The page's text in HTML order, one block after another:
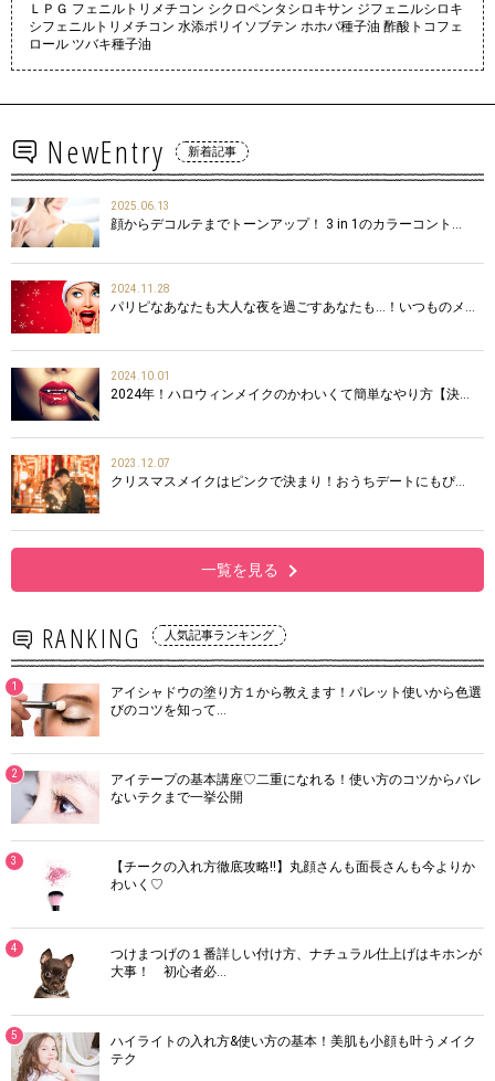
ＬＰＧ フェニルトリメチコン シクロペンタシロキサン ジフェニルシロキ
シフェニルトリメチコン 水添ポリイソブテン ホホバ種子油 酢酸トコフェ
ロール ツバキ種子油
NewEntry 新着記事
2025.06.13
顔からデコルテまでトーンアップ！ 3 in 1のカラーコント…
2024.11.28
パリピなあなたも大人な夜を過ごすあなたも…！いつものメ…
2024.10.01
2024年！ハロウィンメイクのかわいくて簡単なやり方【決…
2023.12.07
クリスマスメイクはピンクで決まり！おうちデートにもぴ…
一覧を見る
RANKING 人気記事ランキング
1
アイシャドウの塗り方１から教えます！パレット使いから色選
びのコツを知って…
2
アイテープの基本講座♡二重になれる！使い方のコツからバレ
ないテクまで一挙公開
3
【チークの入れ方徹底攻略!!】丸顔さんも面長さんも今よりか
わいく♡
4
つけまつげの１番詳しい付け方、ナチュラル仕上げはキホンが
大事！ 初心者必…
5
ハイライトの入れ方&使い方の基本！美肌も小顔も叶うメイク
テク